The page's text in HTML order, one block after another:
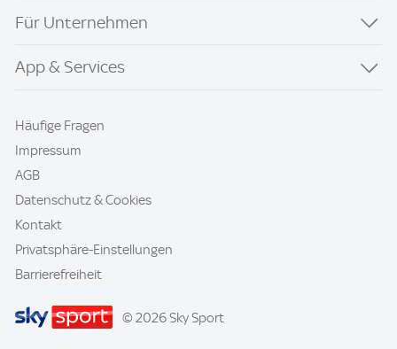
Für Unternehmen
App & Services
Häufige Fragen
Impressum
AGB
Datenschutz & Cookies
Kontakt
Privatsphäre-Einstellungen
Barrierefreiheit
© 2026 Sky Sport